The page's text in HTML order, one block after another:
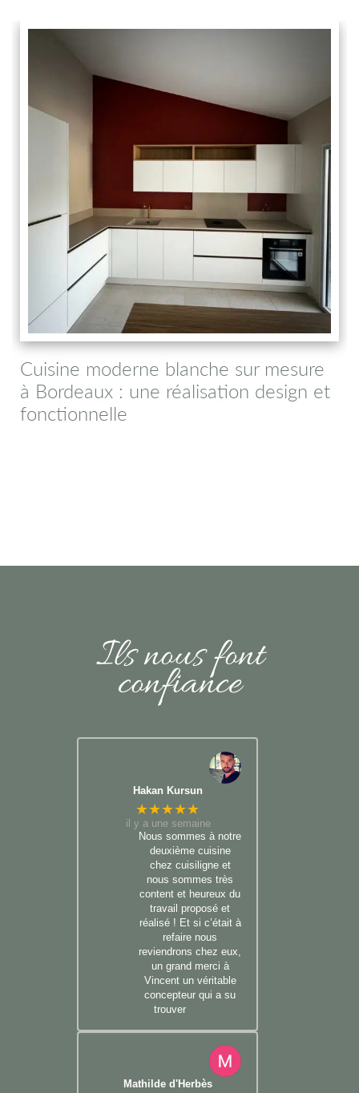
Cuisine moderne blanche sur mesure
à Bordeaux : une réalisation design et
fonctionnelle
Ils nous font
confiance
Hakan Kursun
★★★★★
il y a une semaine
Nous sommes à notre
deuxième cuisine
chez cuisiligne et
nous sommes très
content et heureux du
travail proposé et
réalisé ! Et si c’était à
refaire nous
reviendrons chez eux,
un grand merci à
Vincent un véritable
concepteur qui a su
trouver
Mathilde d'Herbès